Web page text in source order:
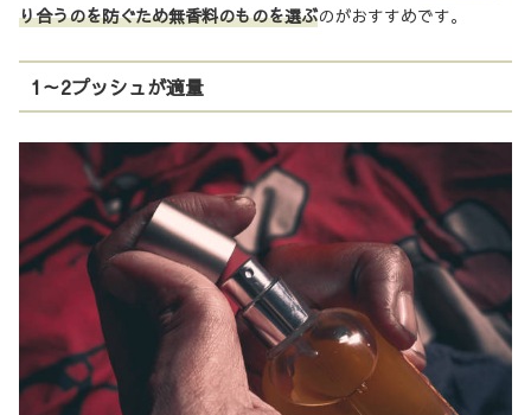
り合うのを防ぐため無香料のものを選ぶのがおすすめです。
1～2プッシュが適量